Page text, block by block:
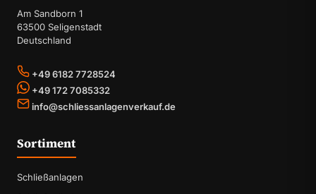
Am Sandborn 1
63500 Seligenstadt
Deutschland
+49 6182 7728524
+49 172 7085332
info@schliessanlagenverkauf.de
Sortiment
Schließanlagen